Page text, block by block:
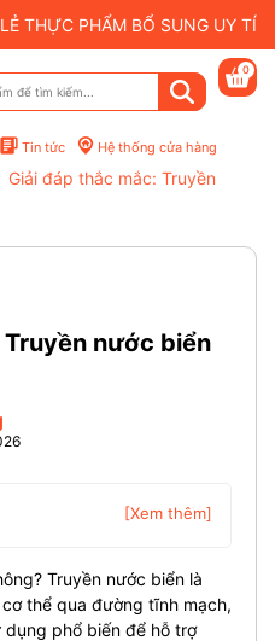
THỰC PHẨM BỔ SUNG UY
Tin tức Hệ thống cửa hàng
0
Giải đáp thắc mắc: Truyền
nước biển
[Xem thêm]
Truyền nước biển là
thể qua đường tĩnh mạch,
phổ biến để hỗ trợ